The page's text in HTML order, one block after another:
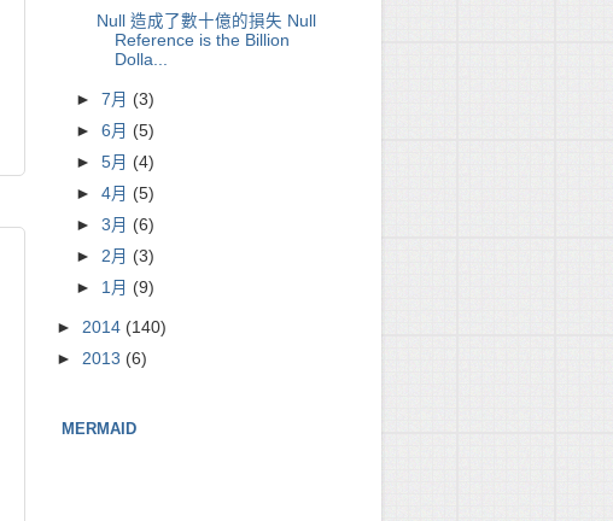
Null 造成了數十億的損失 Null
Reference is the Billion
Dolla...
►7月 (3)
►6月 (5)
►5月 (4)
►4月 (5)
►3月 (6)
►2月 (3)
► 1月 (9)
► 2014 (140)
► 2013 (6)
MERMAID